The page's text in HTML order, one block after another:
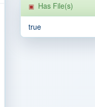
Has File(s)
true